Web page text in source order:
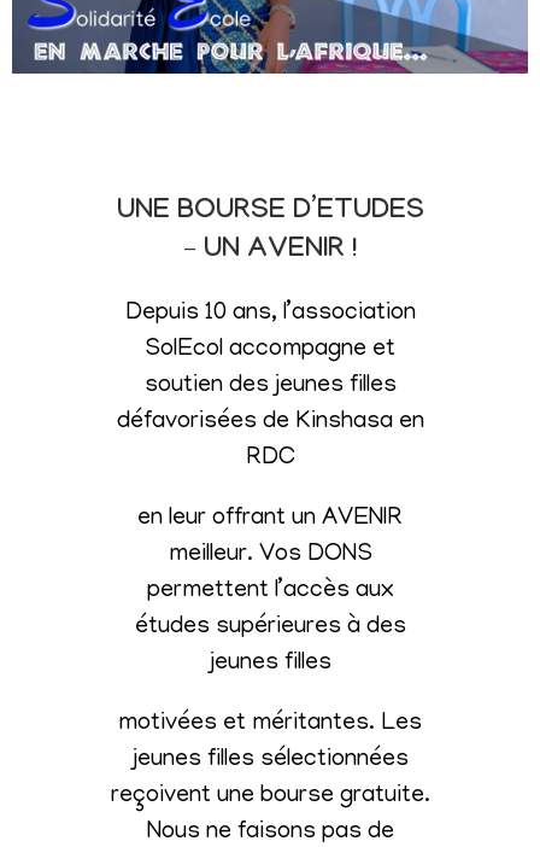
UNE BOURSE D’ETUDES
– UN AVENIR !
Depuis 10 ans, l’association
SolEcol accompagne et
soutien des jeunes filles
défavorisées de Kinshasa en
RDC
en leur offrant un AVENIR
meilleur. Vos DONS
permettent l’accès aux
études supérieures à des
jeunes filles
motivées et méritantes. Les
jeunes filles sélectionnées
reçoivent une bourse gratuite.
Nous ne faisons pas de